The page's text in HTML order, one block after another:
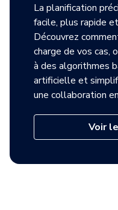
La planification
facile, plus rapide
Découvrez
charge de vos cas,
à des algorithmes
artificielle et
une collaboration
Voir